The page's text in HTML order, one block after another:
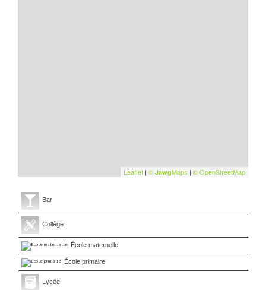
Leaflet | © JawgMaps | © OpenStreetMap
Bar
Collège
École maternelle
École primaire
Lycée